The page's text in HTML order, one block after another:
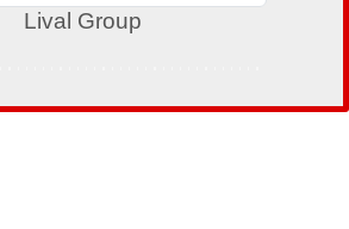
Lival Group